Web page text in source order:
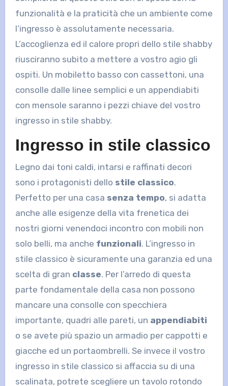
funzionalità e la praticità che un ambiente come
l’ingresso è assolutamente necessaria.
L’accoglienza ed il calore propri dello stile shabby
riusciranno subito a mettere a vostro agio gli
ospiti. Un mobiletto basso con cassettoni, una
consolle dalle linee semplici e un appendiabiti
con mensole saranno i pezzi chiave del vostro
ingresso in stile shabby.
Ingresso in stile classico
Legno dai toni caldi, intarsi e raffinati decori
sono i protagonisti dello stile classico.
Perfetto per una casa senza tempo, si adatta
anche alle esigenze della vita frenetica dei
nostri giorni venendoci incontro con mobili non
solo belli, ma anche funzionali. L’ingresso in
stile classico è sicuramente una garanzia ed una
scelta di gran classe. Per l’arredo di questa
parte fondamentale della casa non possono
mancare una consolle con specchiera
importante, quadri alle pareti, un appendiabiti
o se avete più spazio un armadio per cappotti e
giacche ed un portaombrelli. Se invece il vostro
ingresso in stile classico si affaccia su di una
scalinata, potrete scegliere un tavolo rotondo